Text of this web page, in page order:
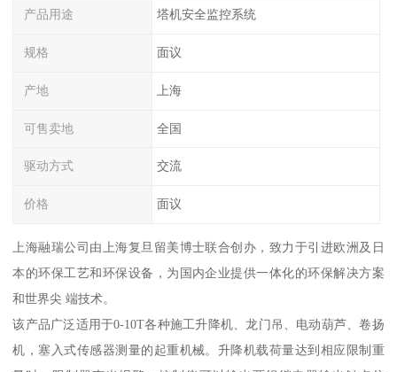
产品用途 塔机安全监控系统
规格 面议
产地 上海
可售卖地 全国
驱动方式 交流
价格 面议
上海融瑞公司由上海复旦留美博士联合创办，致力于引进欧洲及日
本的环保工艺和环保设备，为国内企业提供一体化的环保解决方案
和世界尖 端技术。
该产品广泛适用于0-10T各种施工升降机、龙门吊、电动葫芦、卷扬
机，塞入式传感器测量的起重机械。升降机载荷量达到相应限制重